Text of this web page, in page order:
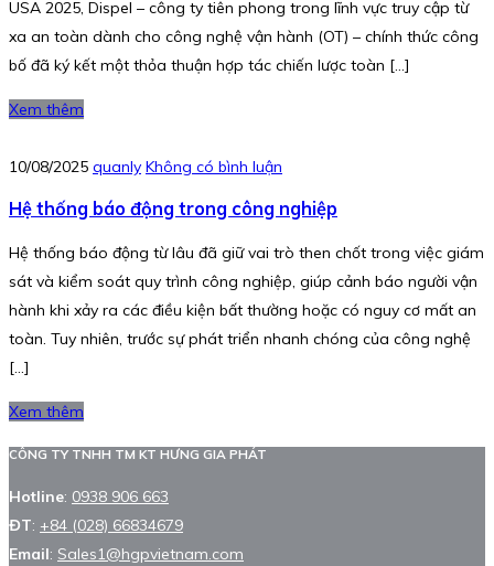
USA 2025, Dispel – công ty tiên phong trong lĩnh vực truy cập từ
xa an toàn dành cho công nghệ vận hành (OT) – chính thức công
bố đã ký kết một thỏa thuận hợp tác chiến lược toàn […]
Xem thêm
10/08/2025 quanly Không có bình luận
Hệ thống báo động trong công nghiệp
Hệ thống báo động từ lâu đã giữ vai trò then chốt trong việc giám
sát và kiểm soát quy trình công nghiệp, giúp cảnh báo người vận
hành khi xảy ra các điều kiện bất thường hoặc có nguy cơ mất an
toàn. Tuy nhiên, trước sự phát triển nhanh chóng của công nghệ
[…]
Xem thêm
CÔNG TY TNHH TM KT HƯNG GIA PHÁT
Hotline: 0938 906 663
ĐT: +84 (028) 66834679
Email: Sales1@hgpvietnam.com